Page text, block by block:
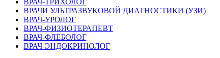
ВРАЧ-ТРИХОЛОГ
ВРАЧИ УЛЬТРАЗВУКОВОЙ ДИАГНОСТИКИ (УЗИ)
ВРАЧ-УРОЛОГ
ВРАЧ-ФИЗИОТЕРАПЕВТ
ВРАЧ-ФЛЕБОЛОГ
ВРАЧ-ЭНДОКРИНОЛОГ